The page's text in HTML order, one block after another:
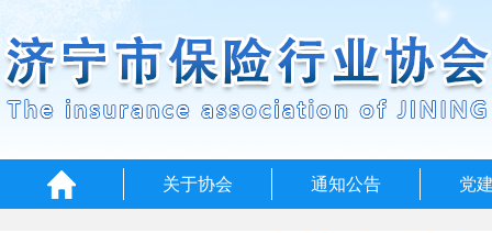
关于协会 通知公告 党